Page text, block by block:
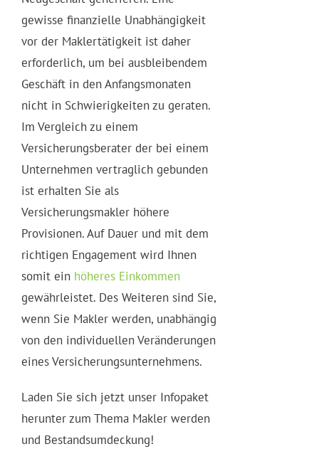
gewisse finanzielle Unabhängigkeit
vor der Maklertätigkeit ist daher
erforderlich, um bei ausbleibendem
Geschäft in den Anfangsmonaten
nicht in Schwierigkeiten zu geraten.
Im Vergleich zu einem
Versicherungsberater der bei einem
Unternehmen vertraglich gebunden
ist erhalten Sie als
Versicherungsmakler höhere
Provisionen. Auf Dauer und mit dem
richtigen Engagement wird Ihnen
somit ein höheres Einkommen
gewährleistet. Des Weiteren sind Sie,
wenn Sie Makler werden, unabhängig
von den individuellen Veränderungen
eines Versicherungsunternehmens.
Laden Sie sich jetzt unser Infopaket
herunter zum Thema Makler werden
und Bestandsumdeckung!